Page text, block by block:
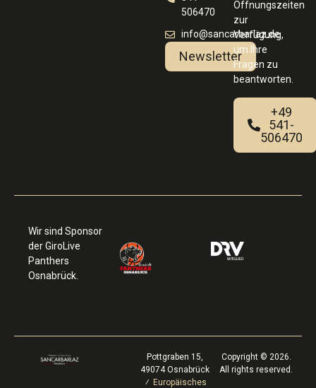
506470
info@sancarbarlaz.de
Newsletter
Öffnungszeiten
zur
Verfügung,
um Ihre
Fragen zu
beantworten.
+49
541-
506470
Wir sind Sponsor
der GiroLive
Panthers
Osnabrück.
Pottgraben 15,
49074 Osnabrück
⁄ Europäisches
Copyright © 2026.
All rights reserved.